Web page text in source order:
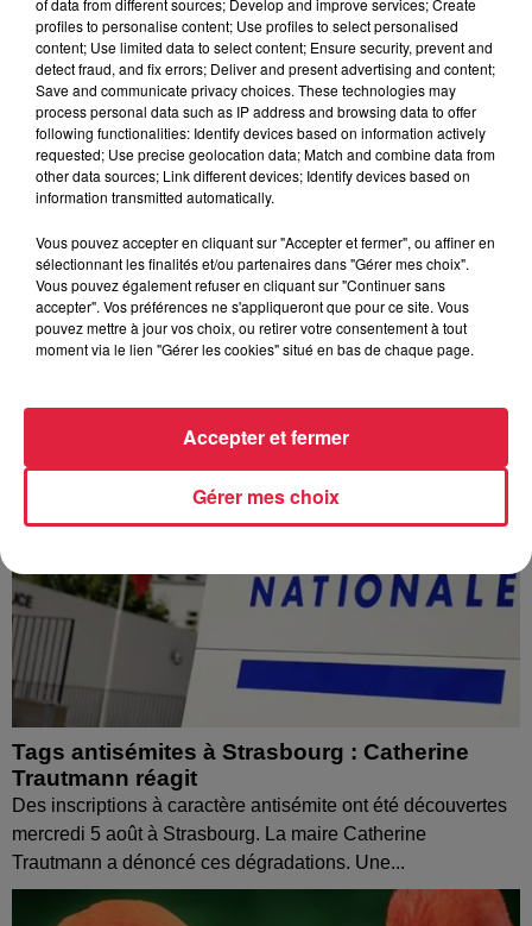
À Hoerdt, de l’eau brune sort des robinets
Depuis plusieurs jours, des habitants de Hoerdt ont vu de
l’eau brune s’écouler de leurs robinets. Face aux
nombreuses interrogations, la municipalité a pris...
Tags antisémites à Strasbourg : Catherine
Trautmann réagit
Des inscriptions à caractère antisémite ont été découvertes
mercredi 5 août à Strasbourg. La maire Catherine
Trautmann a dénoncé ces dégradations. Une...
of data from different sources; Develop and improve services; Create
profiles to personalise content; Use profiles to select personalised
content; Use limited data to select content; Ensure security, prevent and
detect fraud, and fix errors; Deliver and present advertising and content;
Save and communicate privacy choices. These technologies may
process personal data such as IP address and browsing data to offer
following functionalities: Identify devices based on information actively
requested; Use precise geolocation data; Match and combine data from
other data sources; Link different devices; Identify devices based on
information transmitted automatically.
Vous pouvez accepter en cliquant sur "Accepter et fermer", ou affiner en
sélectionnant les finalités et/ou partenaires dans "Gérer mes choix".
Vous pouvez également refuser en cliquant sur "Continuer sans
accepter". Vos préférences ne s'appliqueront que pour ce site. Vous
pouvez mettre à jour vos choix, ou retirer votre consentement à tout
moment via le lien "Gérer les cookies" situé en bas de chaque page.
Gérer mes choix
Accepter et fermer